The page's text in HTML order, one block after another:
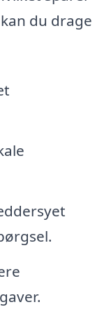
du drage